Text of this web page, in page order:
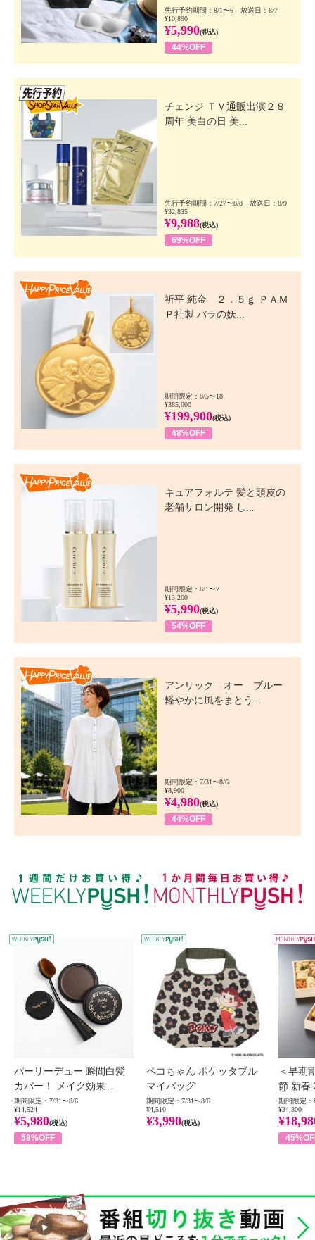
先行予約期間：8/1〜6 放送日：8/7
¥10,890
¥5,990(税込)
44%OFF
チェンジ ＴＶ通販出演２８
周年 美白の日 美...
先行予約期間：7/27〜8/8 放送日：8/9
¥32,835
¥9,988(税込)
69%OFF
祈平 純金 ２．５ｇ ＰＡＭ
Ｐ社製 バラの妖...
期間限定：8/5〜18
¥385,000
¥199,900(税込)
48%OFF
キュアフォルテ 髪と頭皮の
老舗サロン開発 し...
期間限定：8/1〜7
¥13,200
¥5,990(税込)
54%OFF
アンリック オー ブルー
軽やかに風をまとう...
期間限定：7/31〜8/6
¥8,900
¥4,980(税込)
44%OFF
WEEKLY PUSH
パーリーデュー 瞬間白髪
カバー！ メイク効果...
期間限定：7/31〜8/6
¥14,524
¥5,980(税込)
58%OFF
ペコちゃん ポケッタブル
マイバッグ
期間限定：7/31〜8/6
¥4,510
¥3,990(税込)
＜早期
節 新春
期間限定：
¥34,800